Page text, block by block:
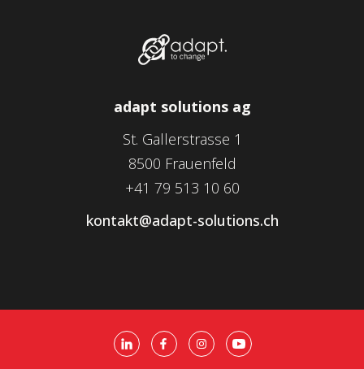
adapt solutions ag
St. Gallerstrasse 1
8500 Frauenfeld
+41 79 513 10 60
kontakt@adapt-solutions.ch